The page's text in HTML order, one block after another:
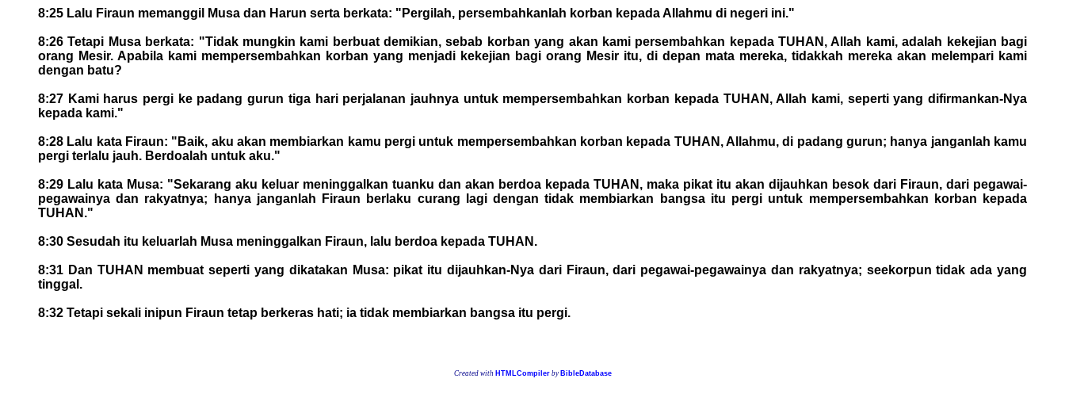
8:25 Lalu Firaun memanggil Musa dan Harun serta berkata: "Pergilah, persembahkanlah korban kepada Allahmu di negeri ini."
8:26 Tetapi Musa berkata: "Tidak mungkin kami berbuat demikian, sebab korban yang akan kami persembahkan kepada TUHAN, Allah kami, adalah kekejian bagi
orang Mesir. Apabila kami mempersembahkan korban yang menjadi kekejian bagi orang Mesir itu, di depan mata mereka, tidakkah mereka akan melempari kami
dengan batu?
8:27 Kami harus pergi ke padang gurun tiga hari perjalanan jauhnya untuk mempersembahkan korban kepada TUHAN, Allah kami, seperti yang difirmankan-Nya
kepada kami."
8:28 Lalu kata Firaun: "Baik, aku akan membiarkan kamu pergi untuk mempersembahkan korban kepada TUHAN, Allahmu, di padang gurun; hanya janganlah kamu
pergi terlalu jauh. Berdoalah untuk aku."
8:29 Lalu kata Musa: "Sekarang aku keluar meninggalkan tuanku dan akan berdoa kepada TUHAN, maka pikat itu akan dijauhkan besok dari Firaun, dari pegawai-
pegawainya dan rakyatnya; hanya janganlah Firaun berlaku curang lagi dengan tidak membiarkan bangsa itu pergi untuk mempersembahkan korban kepada
TUHAN."
8:30 Sesudah itu keluarlah Musa meninggalkan Firaun, lalu berdoa kepada TUHAN.
8:31 Dan TUHAN membuat seperti yang dikatakan Musa: pikat itu dijauhkan-Nya dari Firaun, dari pegawai-pegawainya dan rakyatnya; seekorpun tidak ada yang
tinggal.
8:32 Tetapi sekali inipun Firaun tetap berkeras hati; ia tidak membiarkan bangsa itu pergi.
Created with HTMLCompilerby BibleDatabase